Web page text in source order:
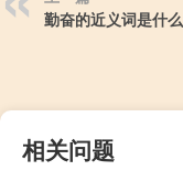
勤奋的近义词是什么
相关问题